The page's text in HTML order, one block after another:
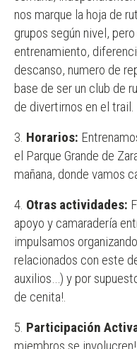
nos marque la hoja de
grupos según nivel,
entrenamiento,
descanso, numero de
base de ser un club de
de divertirnos en el trail.
Horarios:
el Parque Grande de
mañana, donde vamos
Otras actividades:
apoyo y camaradería
impulsamos
relacionados con este
auxilios…) y por
de cenita!.
Participación